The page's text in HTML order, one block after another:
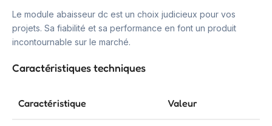
Le module abaisseur dc est un choix judicieux pour vos
projets. Sa fiabilité et sa performance en font un produit
incontournable sur le marché.
Caractéristiques techniques
Caractéristique Valeur